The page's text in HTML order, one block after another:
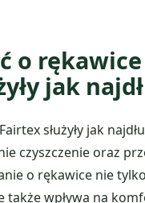
o
jak
służyły jak
czyszczenie oraz
o rękawice nie
także wpływa na